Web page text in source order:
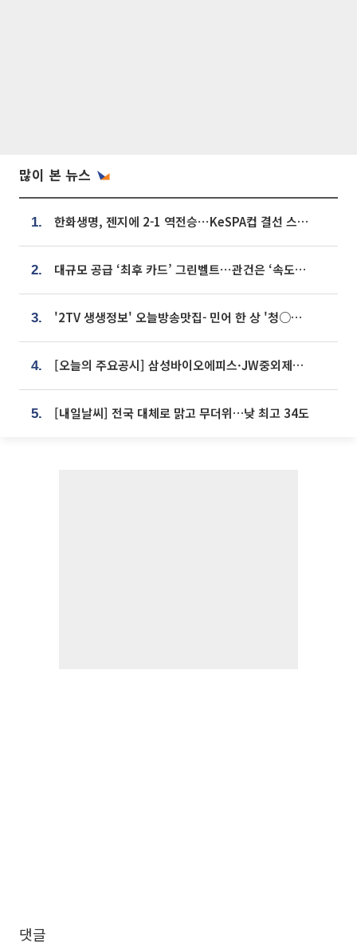
많이 본 뉴스
1. 한화생명, 젠지에 2-1 역전승⋯KeSPA컵 결선 스테이지 2 직행
2. 대규모 공급 ‘최후 카드’ 그린벨트⋯관건은 ‘속도’ [주택공급 승부수의 조건]
3. '2TV 생생정보' 오늘방송맛집- 민어 한 상 '청○○○' vs 전복 한 상 '명○'
4. [오늘의 주요공시] 삼성바이오에피스·JW중외제약·한미반도체·SK바이오사이언스 등
5. [내일날씨] 전국 대체로 맑고 무더위…낮 최고 34도
댓글